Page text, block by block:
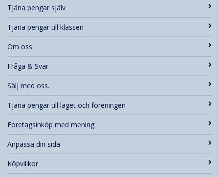
Tjäna pengar själv
Tjäna pengar till klassen
Om oss
Fråga & Svar
Sälj med oss.
Tjäna pengar till laget och föreningen
Företagsinköp med mening
Anpassa din sida
Köpvillkor